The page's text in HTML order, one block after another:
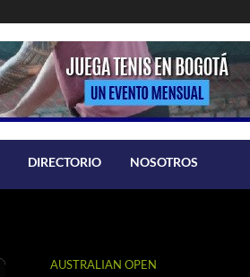
DIRECTORIO NOSOTROS
AUSTRALIAN OPEN